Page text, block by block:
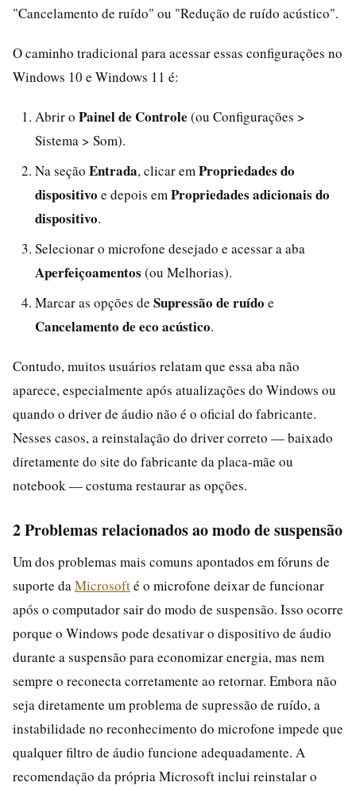
"Cancelamento de ruído" ou "Redução de ruído acústico".
O caminho tradicional para acessar essas configurações no
Windows 10 e Windows 11 é:
Abrir o Painel de Controle (ou Configurações >
Sistema > Som).
Na seção Entrada, clicar em Propriedades do
dispositivo e depois em Propriedades adicionais do
dispositivo.
Selecionar o microfone desejado e acessar a aba
Aperfeiçoamentos (ou Melhorias).
Marcar as opções de Supressão de ruído e
Cancelamento de eco acústico.
Contudo, muitos usuários relatam que essa aba não
aparece, especialmente após atualizações do Windows ou
quando o driver de áudio não é o oficial do fabricante.
Nesses casos, a reinstalação do driver correto — baixado
diretamente do site do fabricante da placa-mãe ou
notebook — costuma restaurar as opções.
2 Problemas relacionados ao modo de suspensão
Um dos problemas mais comuns apontados em fóruns de
suporte da Microsofté o microfone deixar de funcionar
após o computador sair do modo de suspensão. Isso ocorre
porque o Windows pode desativar o dispositivo de áudio
durante a suspensão para economizar energia, mas nem
sempre o reconecta corretamente ao retornar. Embora não
seja diretamente um problema de supressão de ruído, a
instabilidade no reconhecimento do microfone impede que
qualquer filtro de áudio funcione adequadamente. A
recomendação da própria Microsoft inclui reinstalar o